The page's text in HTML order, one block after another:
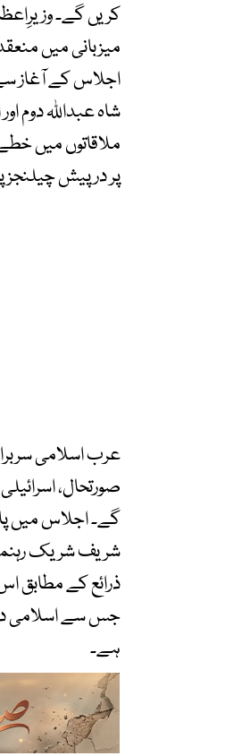
کریں گے۔
میزبانی میں
اجلاس کے آغاز سے
شاہ عبداللہ دوم
ملاقاتوں میں
پر درپیش
عرب اسلامی
صورتحال،
گے۔ اجلاس میں
شریف شریک
ذرائع کے مطابق
جس سے اسلامی
ہے۔